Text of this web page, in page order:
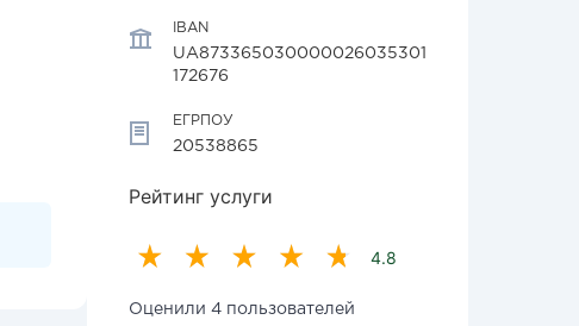
IBAN
UA873365030000026035301
172676
ЕГРПОУ
20538865
Рейтинг услуги
4.8
Оценили 4 пользователей